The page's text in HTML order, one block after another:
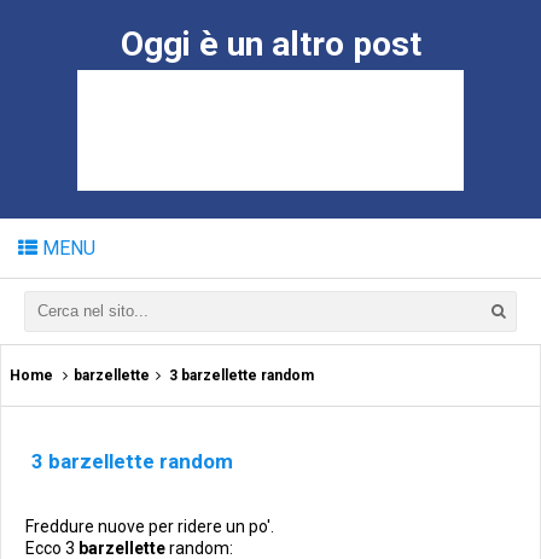
Oggi è un altro post
MENU
Home barzellette 3 barzellette random
3 barzellette random
Freddure nuove per ridere un po'.
Ecco 3 barzelletterandom: